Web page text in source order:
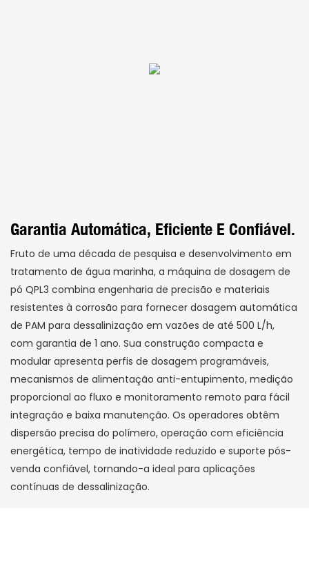
Garantia Automática, Eficiente E Confiável.
Fruto de uma década de pesquisa e desenvolvimento em
tratamento de água marinha, a máquina de dosagem de
pó QPL3 combina engenharia de precisão e materiais
resistentes à corrosão para fornecer dosagem automática
de PAM para dessalinização em vazões de até 500 L/h,
com garantia de 1 ano. Sua construção compacta e
modular apresenta perfis de dosagem programáveis,
mecanismos de alimentação anti-entupimento, medição
proporcional ao fluxo e monitoramento remoto para fácil
integração e baixa manutenção. Os operadores obtêm
dispersão precisa do polímero, operação com eficiência
energética, tempo de inatividade reduzido e suporte pós-
venda confiável, tornando-a ideal para aplicações
contínuas de dessalinização.